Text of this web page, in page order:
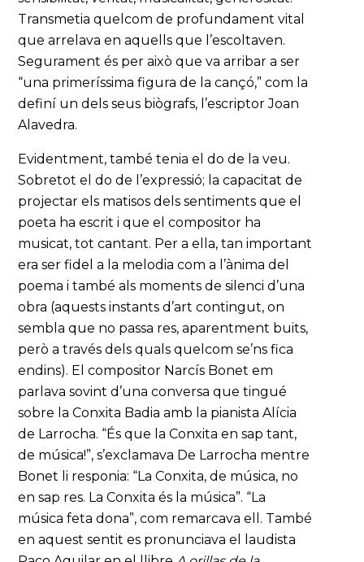
Transmetia quelcom de profundament vital
que arrelava en aquells que l’escoltaven.
Segurament és per això que va arribar a ser
“una primeríssima figura de la cançó,” com la
definí un dels seus biògrafs, l’escriptor Joan
Alavedra.
Evidentment, també tenia el do de la veu.
Sobretot el do de l’expressió; la capacitat de
projectar els matisos dels sentiments que el
poeta ha escrit i que el compositor ha
musicat, tot cantant. Per a ella, tan important
era ser fidel a la melodia com a l’ànima del
poema i també als moments de silenci d’una
obra (aquests instants d’art contingut, on
sembla que no passa res, aparentment buits,
però a través dels quals quelcom se’ns fica
endins). El compositor Narcís Bonet em
parlava sovint d’una conversa que tingué
sobre la Conxita Badia amb la pianista Alícia
de Larrocha. “És que la Conxita en sap tant,
de música!”, s’exclamava De Larrocha mentre
Bonet li responia: “La Conxita, de música, no
en sap res. La Conxita és la música”. “La
música feta dona”, com remarcava ell. També
en aquest sentit es pronunciava el laudista